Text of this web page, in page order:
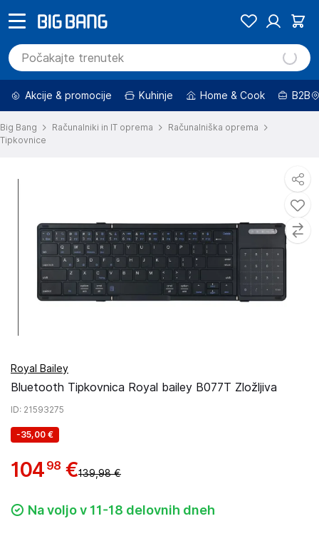
Akcije & promocije Kuhinje Home & Cook B2B
Big Bang Računalniki in IT oprema
Računalniška oprema
Tipkovnice
Royal Bailey
Bluetooth Tipkovnica Royal bailey B077T Zložljiva
ID: 21593275
-35,00 €
104 98 €139,98 €
Na voljo v 11-18 delovnih dneh